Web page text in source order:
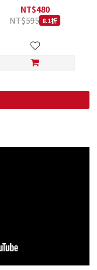
羊肉藍莓 小顆粒 800G
NT$480
NT$595 8.1折